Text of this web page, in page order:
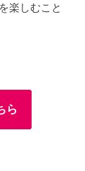
楽しむこと
ら